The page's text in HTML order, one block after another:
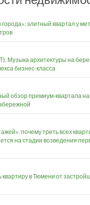
элитный квартал у
Музыка архитектуры на
бизнес-класса
обзор премиум-квартала
почему треть всех
на стадии возведения
квартиру в Тюмени от